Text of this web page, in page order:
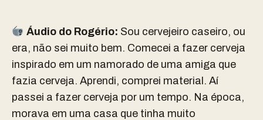
Áudio do Rogério: Sou cervejeiro caseiro, ou
era, não sei muito bem. Comecei a fazer cerveja
inspirado em um namorado de uma amiga que
fazia cerveja. Aprendi, comprei material. Aí
passei a fazer cerveja por um tempo. Na época,
morava em uma casa que tinha muito